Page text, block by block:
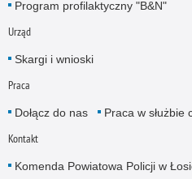
Program profilaktyczny "B&N"
Urząd
Skargi i wnioski
Praca
Dołącz do nas Praca w służbie
Kontakt
Komenda Powiatowa Policji w